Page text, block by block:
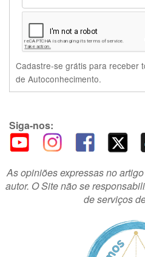
Cadastre-se grátis para receber
de Autoconhecimento.
Siga-nos:
As opiniões expressas no
autor. O Site não se
de serviços